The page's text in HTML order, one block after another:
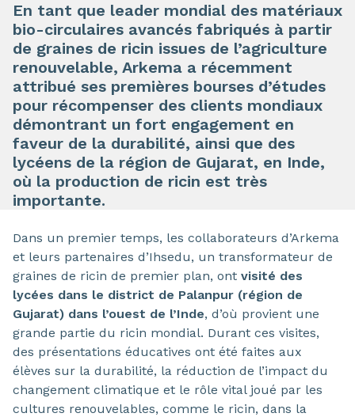
En tant que leader mondial des matériaux
bio-circulaires avancés fabriqués à partir
de graines de ricin issues de l’agriculture
renouvelable, Arkema a récemment
attribué ses premières bourses d’études
pour récompenser des clients mondiaux
démontrant un fort engagement en
faveur de la durabilité, ainsi que des
lycéens de la région de Gujarat, en Inde,
où la production de ricin est très
importante.
Dans un premier temps, les collaborateurs d’Arkema
et leurs partenaires d’Ihsedu, un transformateur de
graines de ricin de premier plan, ont visité des
lycées dans le district de Palanpur (région de
Gujarat) dans l’ouest de l’Inde, d’où provient une
grande partie du ricin mondial. Durant ces visites,
des présentations éducatives ont été faites aux
élèves sur la durabilité, la réduction de l’impact du
changement climatique et le rôle vital joué par les
cultures renouvelables, comme le ricin, dans la